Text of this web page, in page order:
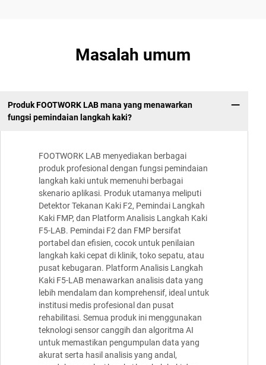
Masalah umum
Produk FOOTWORK LAB mana yang menawarkan
fungsi pemindaian langkah kaki?
FOOTWORK LAB menyediakan berbagai
produk profesional dengan fungsi pemindaian
langkah kaki untuk memenuhi berbagai
skenario aplikasi. Produk utamanya meliputi
Detektor Tekanan Kaki F2, Pemindai Langkah
Kaki FMP, dan Platform Analisis Langkah Kaki
F5-LAB. Pemindai F2 dan FMP bersifat
portabel dan efisien, cocok untuk penilaian
langkah kaki cepat di klinik, toko sepatu, atau
pusat kebugaran. Platform Analisis Langkah
Kaki F5-LAB menawarkan analisis data yang
lebih mendalam dan komprehensif, ideal untuk
institusi medis profesional dan pusat
rehabilitasi. Semua produk ini menggunakan
teknologi sensor canggih dan algoritma AI
untuk memastikan pengumpulan data yang
akurat serta hasil analisis yang andal,